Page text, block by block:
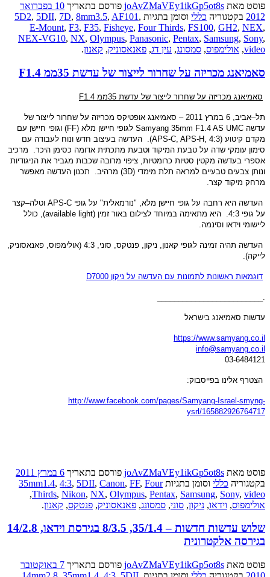
פוסט מאת joAvZMaVEy1ikGp5ot8s פורסם בתאריך
10 בפברואר
2012 בקטגוריה כללי וסומן בתגיות 5D2, 5DII, 7D, 8mm3.5, AF101 ,
E-Mount, F3, F35, Fisheye, Four Thirds, FS100, GH2, NEX,
NEX-VG10, NX, Olympus, Panasonic, Pentax, Samsung, Sony,
video
, אולימפוס, סמסונג, עין דג, פאנאסוניק, קאנון.
סאמיאנג מכריזה על שחרור לייצור של עדשת 35ממ F1.4
סאמיאנג מכריזה על שחרור לייצור של עדשת 35ממ F1.4
תל–אביב במרץ 2011 –
סאמיאנג אופטיקס מכריזה על שחרור לייצור של
עדשה Samyang 35mm F1.4 AS UMC לגופי חיישן מלא (FF)
וגופי חיישן עם
מקדם קיטוע (APS-C, APS-H, 4:3).
העדשה בעיצוב חדש ונוח לעבודה עם
סימון עומקי שדה על טבעת המיקוד וטבעת מתכתית אדומה כסימן היכר
מרכיב
אספרי בעדשה מקטין סטיות כרומטיות ציפוי מרובה שכבות מגביר את הניגודיות
ונותן צבעים טבעיים למראה תלת מימדי (3D) מרהיב
תכנון העדשה מאפשר
מרחק מיקוד קצר
העדשה היא רחבה על גופי חיישן מלא , "נורמאלית" על גופי APS-C וטלה–קצר
על גופי 4:3. היא מתאימה במיוחד לצילום באור זמין (available light),
כולל
ליישומי וידאו וסינמה
העדשה תהיה זמינה לגופי קאנון ניקון פנטקס סוני אולימפוס פאנאסוניק
לייקה).
דוגמאות ראשונות לתמונות עם העדשה על ניקון D7000
עדשות סאמיאנג בישראל
https://www.samyang.co.il
info@samyang.co.il
03-6484121
הצטרף אלינו בפייסבוק:
http://www.facebook.com/pages/Samyang-Israel-smyng-
ysrl/165882926764717
פוסט מאת joAvZMaVEy1ikGp5ot8s פורסם בתאריך 6 במרץ 2011
בקטגוריה כללי וסומן בתגיות 35mm1.4, 4:3, 5DII, Canon, FF, Four
Thirds, Nikon, NX, Olympus, Pentax, Samsung, Sony, video
,
אולימפוס, וידאו, ניקון, סוני, סמסונג, פאנאסוניק, פנטקס, קאנון.
שלוש עדשות חדשות – 35/1.4, 8/3.5 בגירסת וידאו, 14/2.8
בגירסה אלקטרונית
פוסט מאת joAvZMaVEy1ikGp5ot8s פורסם בתאריך
7 באוקטובר